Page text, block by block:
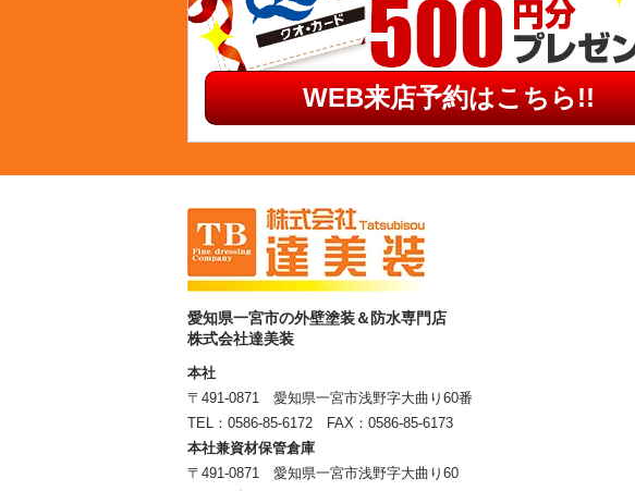
WEB来店予約はこちら!!
愛知県一宮市の外壁塗装＆防水専門店
株式会社達美装
本社
〒491-0871 愛知県一宮市浅野字大曲り60番
TEL： 0586-85-6172 FAX：0586-85-6173
本社兼資材保管倉庫
〒491-0871 愛知県一宮市浅野字大曲り60